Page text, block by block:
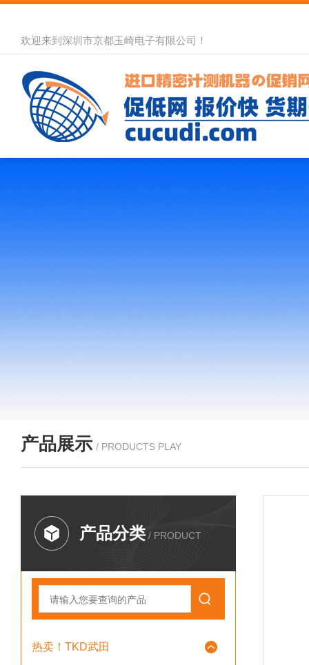
欢迎来到深圳市京都玉崎电子有限公司！
产品展示 / PRODUCTS PLAY
产品分类 / PRODUCT
热卖！TKD武田